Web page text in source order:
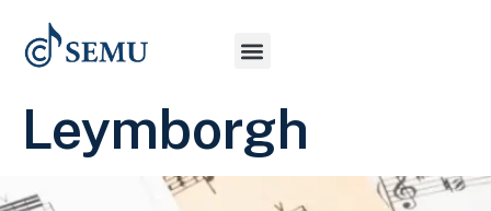
Leymborgh